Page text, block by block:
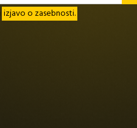
izjavo o zasebnosti.